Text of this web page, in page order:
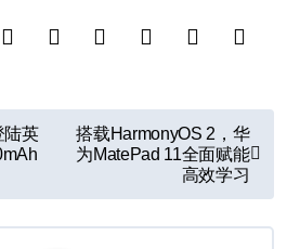
陆英
搭载HarmonyOS 2，华
为MatePad 11全面赋能
高效学习